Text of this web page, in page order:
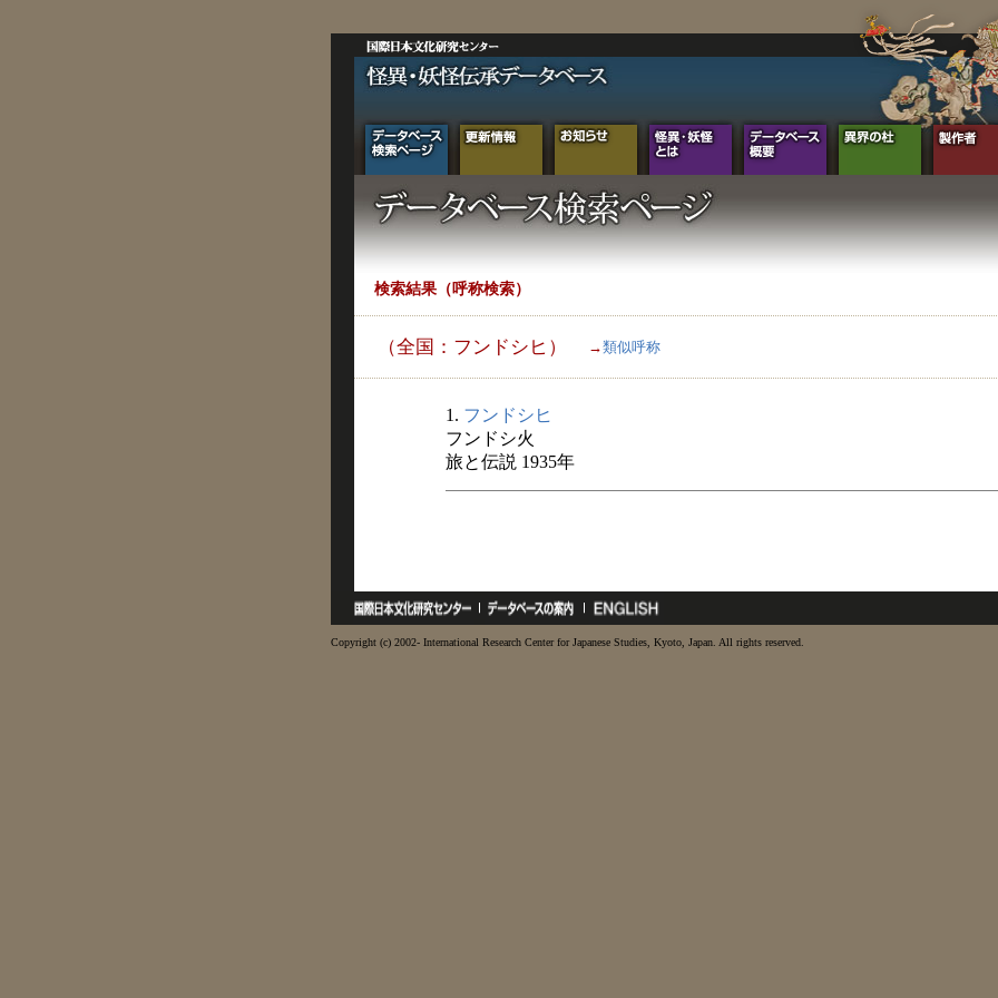
検索結果（呼称検索）
（全国：フンドシヒ） →類似呼称
1. フンドシヒ
フンドシ火
旅と伝説 1935年
Copyright (c) 2002- International Research Center for Japanese Studies, Kyoto, Japan. All rights reserved.